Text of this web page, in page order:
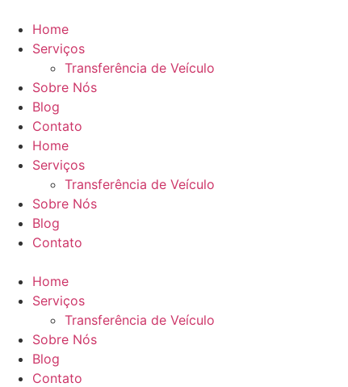
para
conteúdo
Home
Serviços
Transferência de Veículo
Sobre Nós
Blog
Contato
Home
Serviços
Transferência de Veículo
Sobre Nós
Blog
Contato
Home
Serviços
Transferência de Veículo
Sobre Nós
Blog
Contato